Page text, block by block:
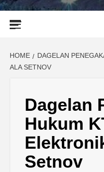
HOME
DAGELAN
ALA SETNOV
Dagelan
Hukum
Setnov